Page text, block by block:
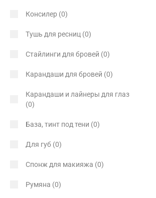
Консилер (0)
Тушь для ресниц (0)
Стайлинги для бровей (0)
Карандаши для бровей (0)
Карандаши и лайнеры для глаз
(0)
База, тинт под тени (0)
Для губ (0)
Спонж для макияжа (0)
Румяна (0)